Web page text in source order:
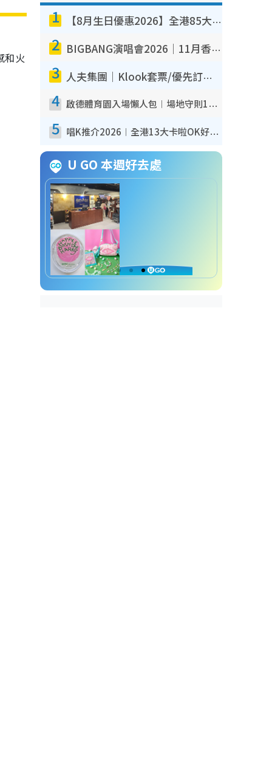
和火
1 【8月生日優惠2026】全港85大食買玩著數攻略 自助餐/火鍋放題同行免費＋誠品/DONKI送現金券
2 BIGBANG演唱會2026｜11月香港啟德開3場！實名制VIP申請、優先購票攻略
3 人夫集團｜Klook套票/優先訂票/公開發售搶飛攻略！附票價.購票連結.場地座位表
4 啟德體育園入場懶人包︱場地守則12違禁品不可進場准帶細水樽但全場禁樽蓋！應援牌有限制！
5 唱K推介2026︱全港13大卡啦OK好去處！最平$36起 日文K都有！(附地址+收費詳情)
U GO 本週好去處